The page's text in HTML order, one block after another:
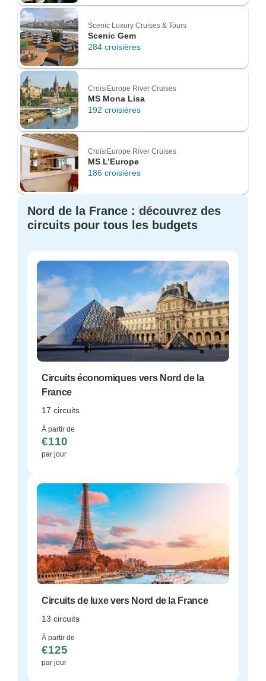
Scenic Luxury Cruises & Tours
Scenic Gem
284 croisières
CroisiEurope River Cruises
MS Mona Lisa
192 croisières
CroisiEurope River Cruises
MS L’Europe
186 croisières
Nord de la France : découvrez des
circuits pour tous les budgets
Circuits économiques vers Nord de la
France
17 circuits
À partir de
€110
par jour
Circuits de luxe vers Nord de la France
13 circuits
À partir de
€125
par jour